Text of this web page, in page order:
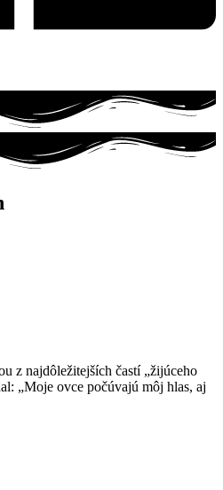
z najdôležitejších častí „žijúceho
„Moje ovce počúvajú môj hlas, aj